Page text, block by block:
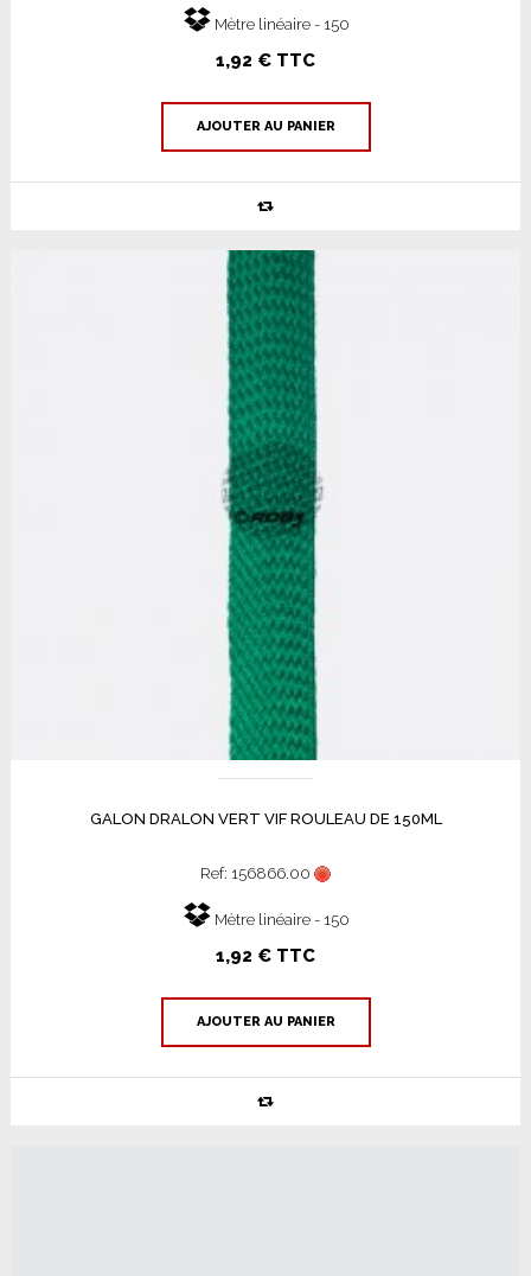
Mètre linéaire - 150
1,92 € TTC
AJOUTER AU PANIER
GALON DRALON VERT VIF ROULEAU DE 150ML
Ref: 156866.00
Mètre linéaire - 150
1,92 € TTC
AJOUTER AU PANIER